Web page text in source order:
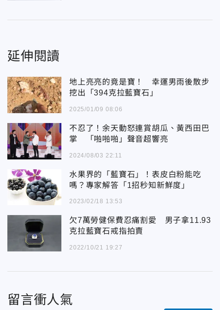
延伸閱讀
地上亮亮的竟是寶！ 幸運男雨後散步
挖出「394克拉藍寶石」
2025/01/09 08:06
不忍了！余天動怒連賞胡瓜、黃西田巴
掌 「啪啪啪」聲音超響亮
2024/08/03 22:11
水果界的「藍寶石」！表皮白粉能吃
嗎？專家解答「1招秒知新鮮度」
2023/02/18 13:53
欠7萬勞健保費忍痛割愛 男子拿11.93
克拉藍寶石戒指拍賣
2022/10/21 19:27
留言衝人氣